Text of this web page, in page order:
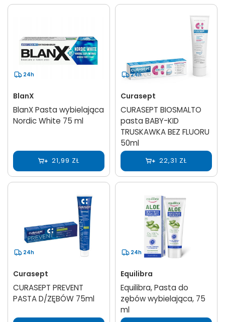
24h
BlanX
BlanX Pasta wybielająca
Nordic White 75 ml
21,99 ZŁ
24h
Curasept
CURASEPT BIOSMALTO
pasta BABY-KID
TRUSKAWKA BEZ FLUORU
50ml
22,31 ZŁ
24h
Curasept
CURASEPT PREVENT
PASTA D/ZĘBÓW 75ml
24h
Equilibra
Equilibra, Pasta do
zębów wybielająca, 75
ml